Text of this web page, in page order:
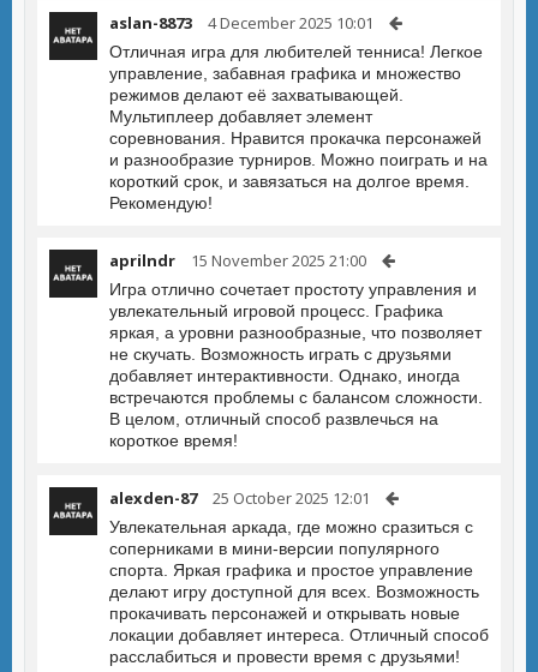
aslan-8873 4 December 2025 10:01
Отличная игра для любителей тенниса! Легкое
управление, забавная графика и множество
режимов делают её захватывающей.
Мультиплеер добавляет элемент
соревнования. Нравится прокачка персонажей
и разнообразие турниров. Можно поиграть и на
короткий срок, и завязаться на долгое время.
Рекомендую!
aprilndr 15 November 2025 21:00
Игра отлично сочетает простоту управления и
увлекательный игровой процесс. Графика
яркая, а уровни разнообразные, что позволяет
не скучать. Возможность играть с друзьями
добавляет интерактивности. Однако, иногда
встречаются проблемы с балансом сложности.
В целом, отличный способ развлечься на
короткое время!
alexden-87 25 October 2025 12:01
Увлекательная аркада, где можно сразиться с
соперниками в мини-версии популярного
спорта. Яркая графика и простое управление
делают игру доступной для всех. Возможность
прокачивать персонажей и открывать новые
локации добавляет интереса. Отличный способ
расслабиться и провести время с друзьями!